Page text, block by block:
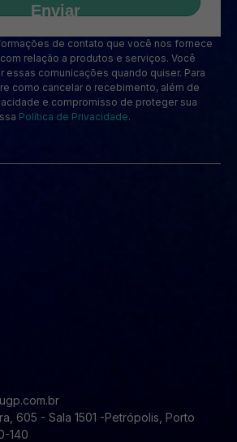
Enviar
de contato que você nos fornece
relação a produtos e serviços. Você
comunicações quando quiser. Para
como cancelar o recebimento, além de
e compromisso de proteger sua
Política de Privacidade.
605 - Sala 1501 -Petrópolis, Porto
140